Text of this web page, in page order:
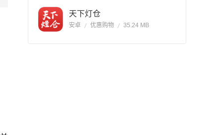
天下灯仓
安卓 优惠购物 35.24 MB